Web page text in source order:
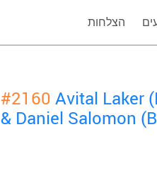
הצלחות
#2160 Avital Laker
& Daniel Salomon